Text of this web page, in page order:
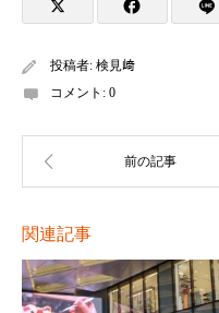
投稿者: 検見﨑
コメント: 0
関連記事